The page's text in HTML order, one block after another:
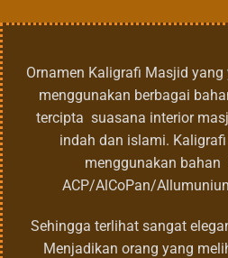
Ornamen Kaligrafi Masjid
menggunakan berbagai
tercipta suasana interior
indah dan islami.
menggunakan bahan
ACP/AlCoPan/
Sehingga terlihat sangat
Menjadikan orang yang